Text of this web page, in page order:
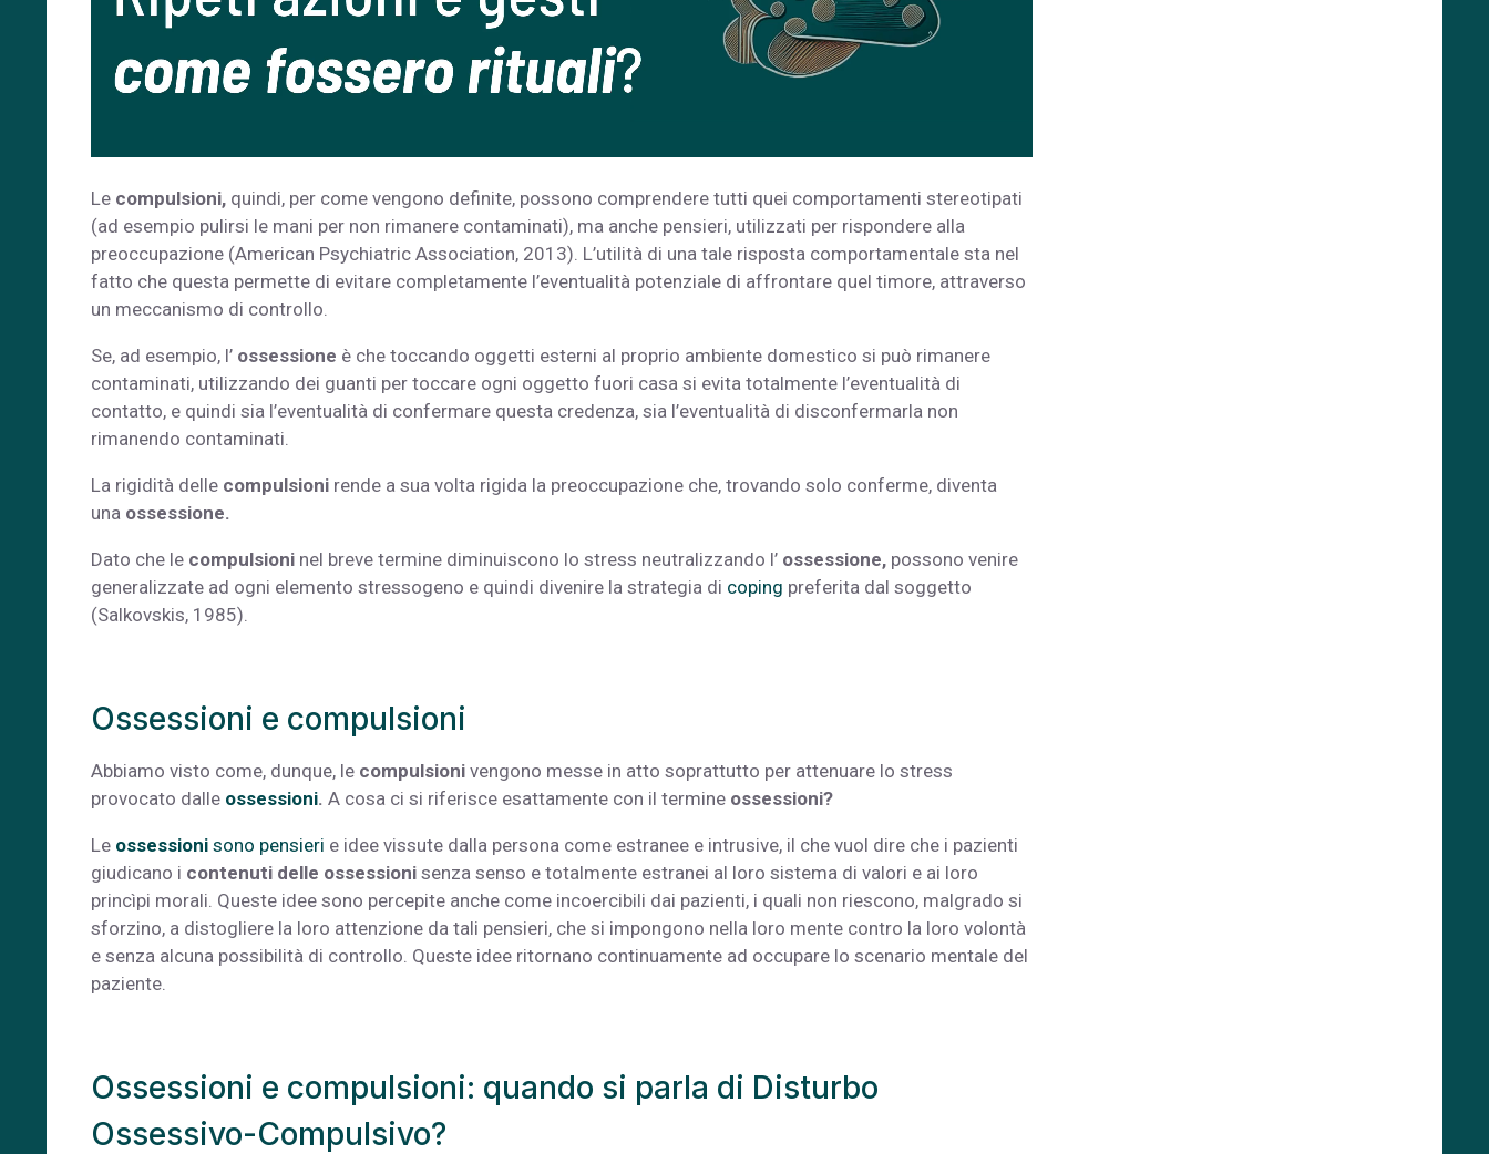
Le compulsioni, quindi, per come vengono definite, possono comprendere tutti quei comportamenti stereotipati
(ad esempio pulirsi le mani per non rimanere contaminati), ma anche pensieri, utilizzati per rispondere alla
preoccupazione (American Psychiatric Association, 2013). L’utilità di una tale risposta comportamentale sta nel
fatto che questa permette di evitare completamente l’eventualità potenziale di affrontare quel timore, attraverso
un meccanismo di controllo.
Se, ad esempio, l’ ossessione è che toccando oggetti esterni al proprio ambiente domestico si può rimanere
contaminati, utilizzando dei guanti per toccare ogni oggetto fuori casa si evita totalmente l’eventualità di
contatto, e quindi sia l’eventualità di confermare questa credenza, sia l’eventualità di disconfermarla non
rimanendo contaminati.
La rigidità delle compulsioni rende a sua volta rigida la preoccupazione che, trovando solo conferme, diventa
una ossessione.
Dato che le compulsioni nel breve termine diminuiscono lo stress neutralizzando l’ ossessione, possono venire
generalizzate ad ogni elemento stressogeno e quindi divenire la strategia di coping preferita dal soggetto
(Salkovskis, 1985).
Ossessioni e compulsioni
Abbiamo visto come, dunque, le compulsioni vengono messe in atto soprattutto per attenuare lo stress
provocato dalle ossessioni. A cosa ci si riferisce esattamente con il termine ossessioni?
Le ossessioni sono pensieri e idee vissute dalla persona come estranee e intrusive, il che vuol dire che i pazienti
giudicano i contenuti delle ossessioni senza senso e totalmente estranei al loro sistema di valori e ai loro
princìpi morali. Queste idee sono percepite anche come incoercibili dai pazienti, i quali non riescono, malgrado si
sforzino, a distogliere la loro attenzione da tali pensieri, che si impongono nella loro mente contro la loro volontà
e senza alcuna possibilità di controllo. Queste idee ritornano continuamente ad occupare lo scenario mentale del
paziente.
Ossessioni e compulsioni: quando si parla di Disturbo
Ossessivo-Compulsivo?